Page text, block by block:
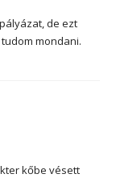
de ezt
mondani.
kőbe vésett